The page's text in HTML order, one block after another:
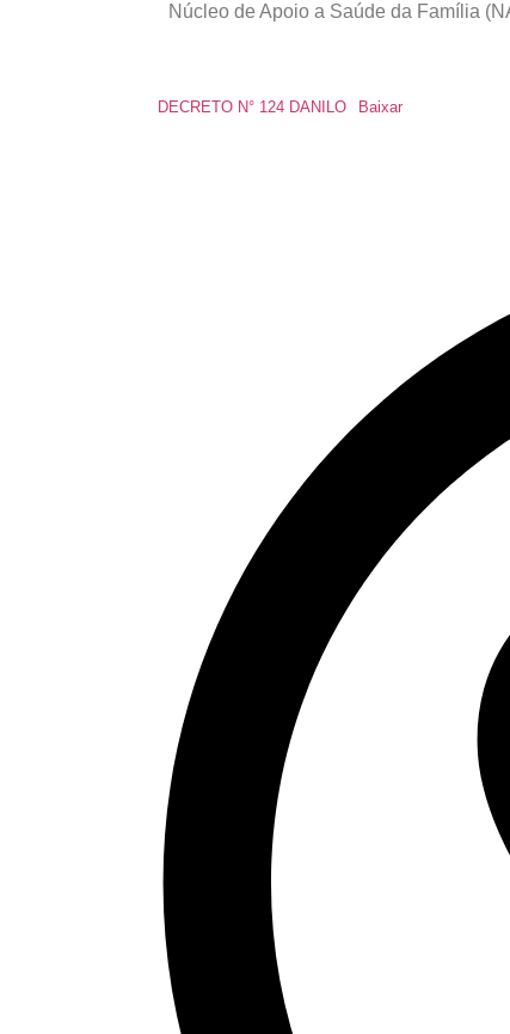
Núcleo de Apoio a Saúde da Família
DECRETO N° 124 DANILO Baixar